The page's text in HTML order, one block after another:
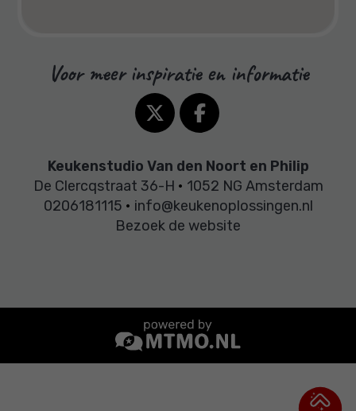
Voor meer inspiratie en informatie
Keukenstudio Van den Noort en Philip
De Clercqstraat 36-H • 1052 NG Amsterdam
0206181115 • info@keukenoplossingen.nl
Bezoek de website